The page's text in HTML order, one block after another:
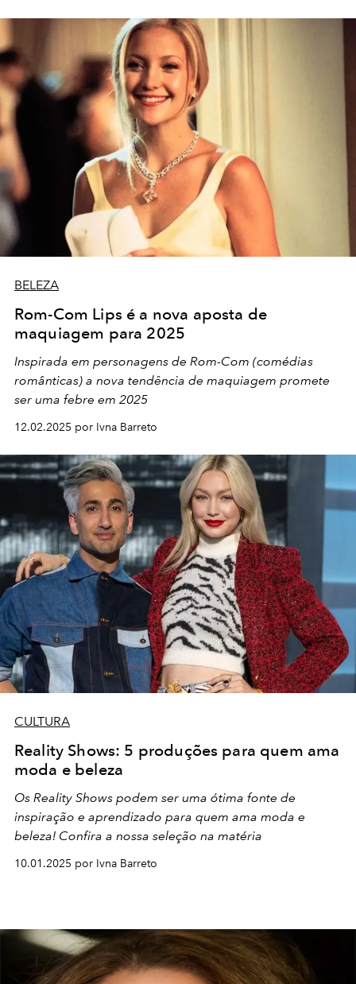
BELEZA
Rom-Com Lips é a nova aposta de
maquiagem para 2025
Inspirada em personagens de Rom-Com (comédias
românticas) a nova tendência de maquiagem promete
ser uma febre em 2025
12.02.2025 por Ivna Barreto
CULTURA
Reality Shows: 5 produções para quem ama
moda e beleza
Os Reality Shows podem ser uma ótima fonte de
inspiração e aprendizado para quem ama moda e
beleza! Confira a nossa seleção na matéria
10.01.2025 por Ivna Barreto